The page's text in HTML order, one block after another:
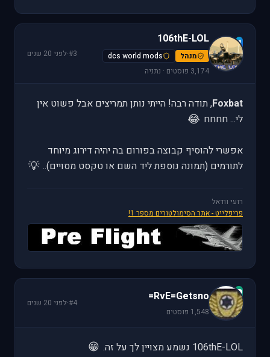
1
106thE-LOL
מנהל
dcs world mods
3,174 פוסטים · נתניה
#3
·לפני 20 שנים
Foxbat, תודה רבה! הייתי נותן תמריצים אבל פשוט אין
לי... חחחח 😂
אפשרי להוסיף קבוצה בפורום בה יהיה דירוג מיוחד
לתורמים (תמונה נוספת ליד השם או טקסט מסויים).. 💡
רועי וודאל
פריפלייט - אתר הסימולטורים מספר 1!
R
RvE=Getsno=
1,548 פוסטים
#4
·לפני 20 שנים
106thE-LOL נשמע מצויין לך על זה. 😁